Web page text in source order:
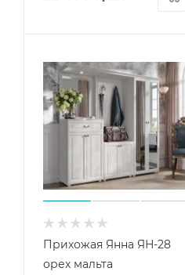
Прихожая Янна ЯН-28
орех мальта